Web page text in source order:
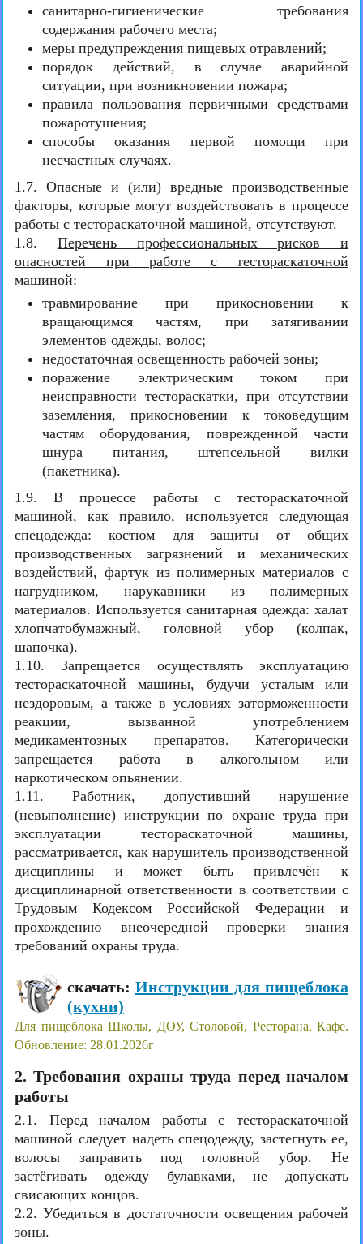
санитарно-гигиенические требования
содержания рабочего места;
меры предупреждения пищевых отравлений;
порядок действий, в случае аварийной
ситуации, при возникновении пожара;
правила пользования первичными средствами
пожаротушения;
способы оказания первой помощи при
несчастных случаях.
1.7. Опасные и (или) вредные производственные
факторы, которые могут воздействовать в процессе
работы с тестораскаточной машиной, отсутствуют.
1.8. Перечень профессиональных рисков и
опасностей при работе с тестораскаточной
машиной:
травмирование при прикосновении к
вращающимся частям, при затягивании
элементов одежды, волос;
недостаточная освещенность рабочей зоны;
поражение электрическим током при
неисправности тестораскатки, при отсутствии
заземления, прикосновении к токоведущим
частям оборудования, поврежденной части
шнура питания, штепсельной вилки
(пакетника).
1.9. В процессе работы с тестораскаточной
машиной, как правило, используется следующая
спецодежда: костюм для защиты от общих
производственных загрязнений и механических
воздействий, фартук из полимерных материалов с
нагрудником, нарукавники из полимерных
материалов. Используется санитарная одежда: халат
хлопчатобумажный, головной убор (колпак,
шапочка).
1.10. Запрещается осуществлять эксплуатацию
тестораскаточной машины, будучи усталым или
нездоровым, а также в условиях заторможенности
реакции, вызванной употреблением
медикаментозных препаратов. Категорически
запрещается работа в алкогольном или
наркотическом опьянении.
1.11. Работник, допустивший нарушение
(невыполнение) инструкции по охране труда при
эксплуатации тестораскаточной машины,
рассматривается, как нарушитель производственной
дисциплины и может быть привлечён к
дисциплинарной ответственности в соответствии с
Трудовым Кодексом Российской Федерации и
прохождению внеочередной проверки знания
требований охраны труда.
скачать: Инструкции для пищеблока
(кухни)
Для пищеблока Школы, ДОУ, Столовой, Ресторана, Кафе.
Обновление: 28.01.2026г
2. Требования охраны труда перед началом
работы
2.1. Перед началом работы с тестораскаточной
машиной следует надеть спецодежду, застегнуть ее,
волосы заправить под головной убор. Не
застёгивать одежду булавками, не допускать
свисающих концов.
2.2. Убедиться в достаточности освещения рабочей
зоны.